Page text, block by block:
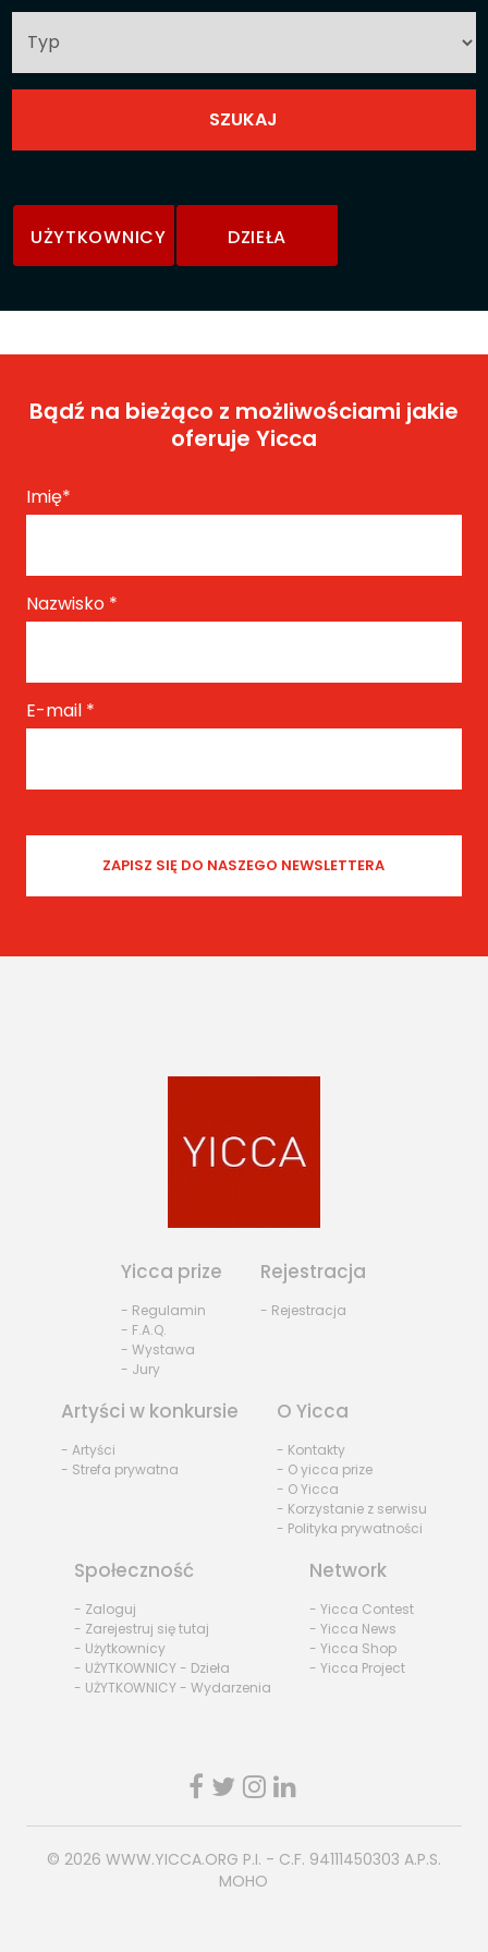
UŻYTKOWNICY DZIEŁA
Bądź na bieżąco z możliwościami jakie
oferuje Yicca
Imię*
Nazwisko *
E-mail *
Yicca prize
- Regulamin
- F.A.Q.
- Wystawa
- Jury
Rejestracja
- Rejestracja
Artyści w konkursie
- Artyści
- Strefa prywatna
O Yicca
- Kontakty
- O yicca prize
- O Yicca
- Korzystanie z serwisu
- Polityka prywatności
Społeczność
- Zaloguj
- Zarejestruj się tutaj
- Użytkownicy
- UŻYTKOWNICY - Dzieła
- UŻYTKOWNICY - Wydarzenia
Network
- Yicca Contest
- Yicca News
- Yicca Shop
- Yicca Project
© 2026 WWW.YICCA.ORG P.I. - C.F. 94111450303 A.P.S.
MOHO